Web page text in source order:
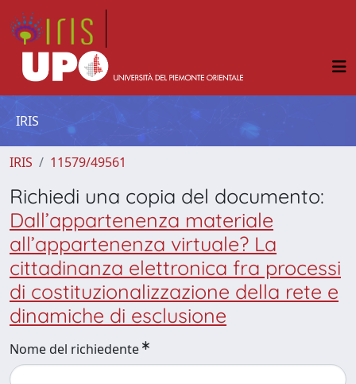
IRIS
IRIS 11579/49561
Richiedi una copia del documento:
Dall’appartenenza materiale
all’appartenenza virtuale? La
cittadinanza elettronica fra processi
di costituzionalizzazione della rete e
dinamiche di esclusione
Nome del richiedente